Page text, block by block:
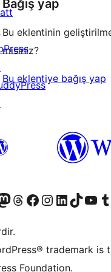
Bağış yap
Bu eklentinin
misiniz?
Bu eklentiye bağış yap
edin
hesabımızı ziyaret edin
Threads hesabımızı ziyaret edinFacebook sayfamızı ziyaret edinInstagram hesabımızı ziyaret edinLinkedIn hesabımızı ziyaret edinTikTok hesabımızı ziyaret edinYouTube kanalımızı ziyaret edin
Tumblr
trademark
Foundation.